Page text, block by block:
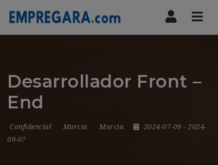
Desarrollador Front –
End
Confidencial Murcia Murcia 2024-07-09 - 2024-
09-07